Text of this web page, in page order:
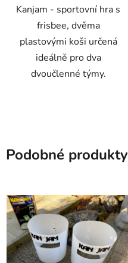
Kanjam - sportovní hra s
frisbee, dvěma
plastovými koši určená
ideálně pro dva
dvoučlenné týmy.
Podobné produkty